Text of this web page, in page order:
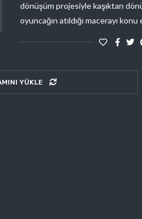
dönüşüm projesiyle kaşıktan
oyuncağın atıldığı macerayı
YÜKLE